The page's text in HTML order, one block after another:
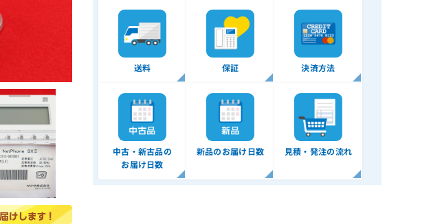
送料 保証 決済方法
中古・新古品の
お届け日数
新品のお届け日数 見積・発注の流れ